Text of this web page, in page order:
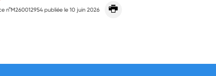
n°M260012954 publiée le10 juin 2026